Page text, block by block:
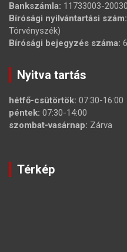
Bankszámla: 11733003-
Bírósági nyilvántartási szám:
Törvényszék)
Bírósági bejegyzés száma:
Nyitva tartás
hétfő-csütörtök: 07:30-16:00
péntek: 07:30-14:00
szombat-vasárnap: Zárva
Térkép